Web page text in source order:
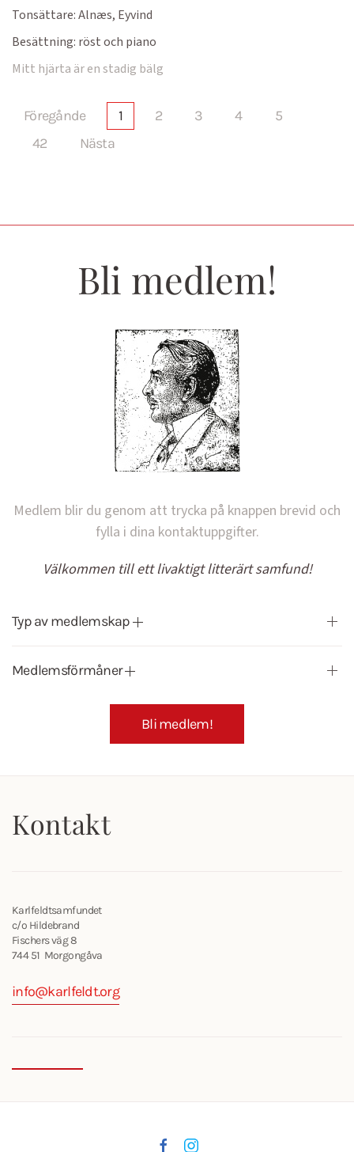
Tonsättare:Alnæs, Eyvind
Besättning: röst och piano
Mitt hjärta är en stadig bälg
Föregånde 1 2 3 4
5
42
Nästa
Bli medlem!
Medlem blir du genom att trycka på knappen brevid och
fylla i dina kontaktuppgifter.
Välkommen till ett livaktigt litterärt samfund!
Typ av medlemskap
Medlemsförmåner
Bli medlem!
Kontakt
Karlfeldtsamfundet
c/o Hildebrand
Fischers väg 8
744 51 Morgongåva
info@karlfeldt.org